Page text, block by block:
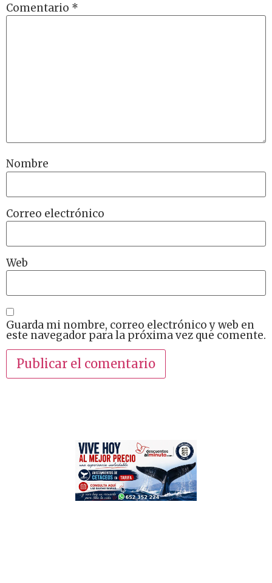
Comentario *
Nombre
Correo electrónico
Web
Guarda mi nombre, correo electrónico y web en
este navegador para la próxima vez que comente.